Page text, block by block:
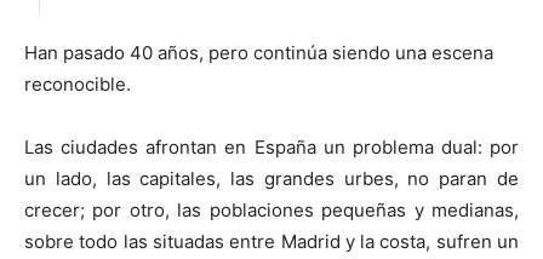
Han pasado 40 años, pero continúa siendo una escena
reconocible.
Las ciudades afrontan en España un problema dual: por
un lado, las capitales, las grandes urbes, no paran de
crecer; por otro, las poblaciones pequeñas y medianas,
sobre todo las situadas entre Madrid y la costa, sufren un